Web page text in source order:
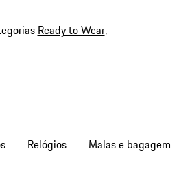
Ready to Wear,
Relógios Malas e bagagem